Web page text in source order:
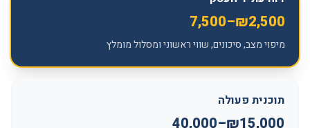
₪2,500–7,500
מיפוי מצב, סיכונים, שווי ראשוני ומסלול מומלץ
תוכנית פעולה
₪15,000–40,000